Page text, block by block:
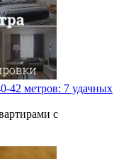
42 метров: 7 удачных
с